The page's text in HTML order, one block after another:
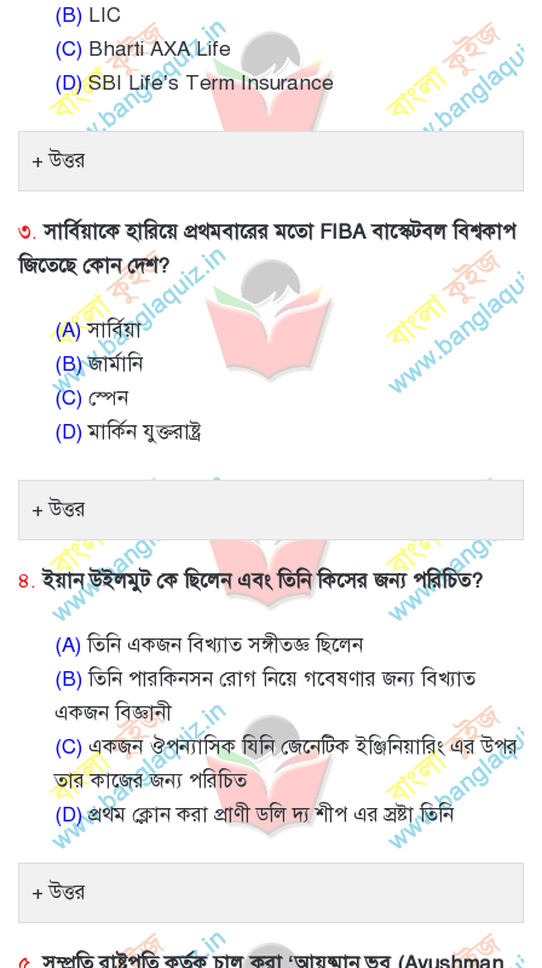
(B) LIC
(C) Bharti AXA Life
(D)SBI Life’s Term Insurance
উত্তর
৩. সার্বিয়াকে হারিয়ে প্রথমবারের মতো FIBA ​​বাস্কেটবল বিশ্বকাপ
জিতেছে কোন দেশ?
(A)সার্বিয়া
(B)জার্মানি
(C) স্পেন
(D)মার্কিন যুক্তরাষ্ট্র
উত্তর
৪. ইয়ান উইলমুট কে ছিলেন এবং তিনি কিসের জন্য পরিচিত?
(A)তিনি একজন বিখ্যাত সঙ্গীতজ্ঞ ছিলেন
(B)তিনি পারকিনসন রোগ নিয়ে গবেষণার জন্য বিখ্যাত
একজন বিজ্ঞানী
(C) একজন ঔপন্যাসিক যিনি জেনেটিক ইঞ্জিনিয়ারিং এর উপর
তার কাজের জন্য পরিচিত
(D)প্রথম ক্লোন করা প্রাণী ডলি দ্য শীপ এর স্রষ্টা তিনি
উত্তর